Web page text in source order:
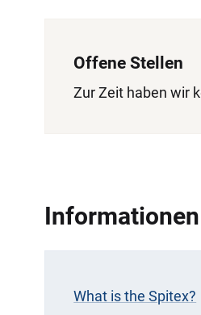
Offene Stellen
Zur Zeit haben wir
What is the Spitex?